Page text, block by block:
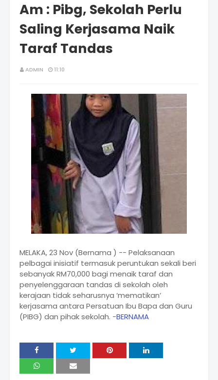
Am : Pibg, Sekolah Perlu
Saling Kerjasama Naik
Taraf Tandas
ADMIN 11:10
MELAKA, 23 Nov (Bernama ) -- Pelaksanaan
pelbagai inisiatif termasuk peruntukan sekali beri
sebanyak RM70,000 bagi menaik taraf dan
penyelenggaraan tandas di sekolah oleh
kerajaan tidak seharusnya ‘mematikan’
kerjasama antara Persatuan Ibu Bapa dan Guru
(PIBG) dan pihak sekolah. -BERNAMA